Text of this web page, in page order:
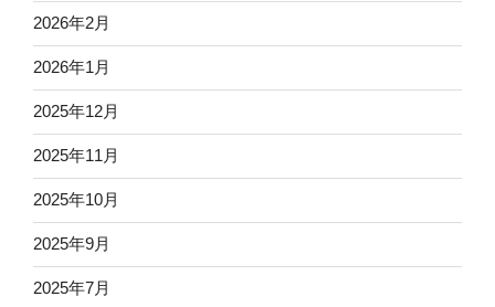
2026年2月
2026年1月
2025年12月
2025年11月
2025年10月
2025年9月
2025年7月